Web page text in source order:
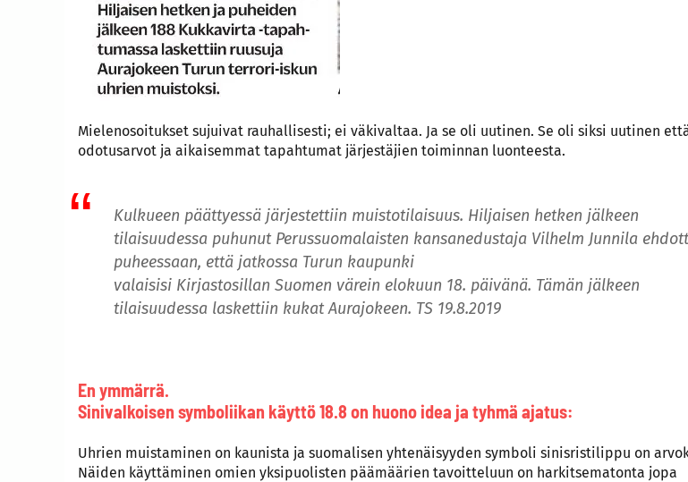
Mielenosoitukset sujuivat rauhallisesti; ei väkivaltaa. Ja se oli uutinen. Se oli siksi uutinen
odotusarvot ja aikaisemmat tapahtumat järjestäjien toiminnan luonteesta.
Kulkueen päättyessä järjestettiin muistotilaisuus. Hiljaisen hetken jälkeen
tilaisuudessa puhunut Perussuomalaisten kansanedustaja Vilhelm Junnila
puheessaan, että jatkossa Turun kaupunki
valaisisi Kirjastosillan Suomen värein elokuun 18. päivänä. Tämän jälkeen
tilaisuudessa laskettiin kukat Aurajokeen. TS 19.8.2019
En ymmärrä.
Sinivalkoisen symboliikan käyttö 18.8 on huono idea ja tyhmä ajatus:
Uhrien muistaminen on kaunista ja suomalisen yhtenäisyyden symboli sinisristilippu on
Näiden käyttäminen omien yksipuolisten päämäärien tavoitteluun on harkitsematonta jopa